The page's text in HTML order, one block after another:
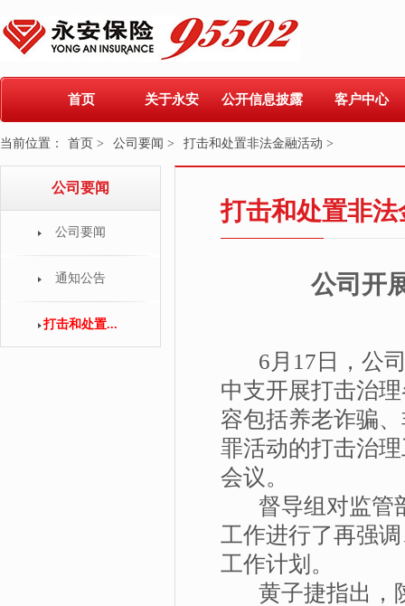
首页 关于永安 公开信息披露 客户中心
当前位置： 首页 > 公司要闻 > 打击和处置非法金融活动 >
公司要闻
公司要闻
通知公告
打击和处置...
打击和处置非法
公司开
6月17日，公司
中支开展打击治
容包括养老诈骗
罪活动的打击治
会议。
督导组对监管
工作进行了再强
工作计划。
黄子捷指出，